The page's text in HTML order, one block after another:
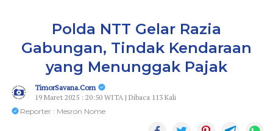
Polda NTT Gelar Razia
Gabungan, Tindak Kendaraan
yang Menunggak Pajak
TimorSavana.Com
19 Maret 2025 : 20:50 WITA | Dibaca 113 Kali
Reporter : Mesron Nome